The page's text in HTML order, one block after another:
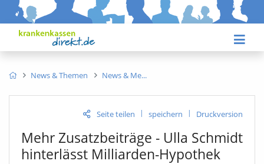
News & Themen News & Me
Seite teilen | speichern | Druckversion
Mehr Zusatzbeiträge - Ulla Schmidt
hinterlässt Milliarden-Hypothek